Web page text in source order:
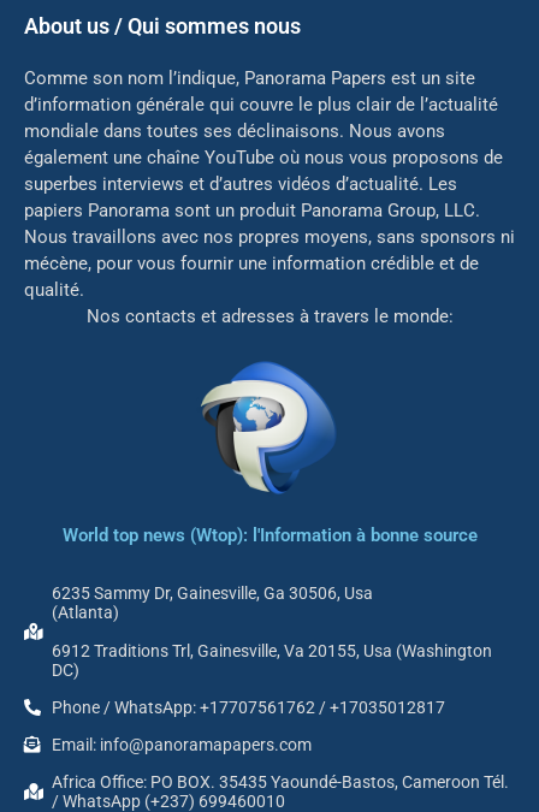
About us / Qui sommes nous
Comme son nom l’indique, Panorama Papers est un site
d’information générale qui couvre le plus clair de l’actualité
mondiale dans toutes ses déclinaisons. Nous avons
également une chaîne YouTube où nous vous proposons de
superbes interviews et d’autres vidéos d’actualité. Les
papiers Panorama sont un produit Panorama Group, LLC.
Nous travaillons avec nos propres moyens, sans sponsors ni
mécène, pour vous fournir une information crédible et de
qualité.
Nos contacts et adresses à travers le monde:
World top news (Wtop): l'Information à bonne source
6235 Sammy Dr, Gainesville, Ga 30506, Usa
(Atlanta)
6912 Traditions Trl, Gainesville, Va 20155, Usa (Washington
DC)
Phone / WhatsApp: +17707561762 / +17035012817
Email: info@panoramapapers.com
Africa Office: PO BOX. 35435 Yaoundé-Bastos, Cameroon Tél.
/ WhatsApp (+237) 699460010